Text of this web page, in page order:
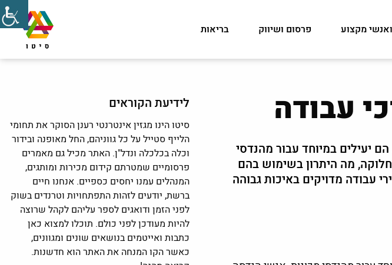
מקצוע פרסום ושיווק בריאות
עבודה
יעילים במיוחד עבור מהנדסי
מה היתרון בשימוש בהם
עבודה מדויקים באיכות גבוהה
לידיעת הקוראים
סיטו הינו מגזין אינטרנטי רענן הסוקר את תחומי
הלייף סטייל על כל גווניהם, החל מאופנה ובידור
וכלה בכלכלה ונדל"ן. האתר מכיל גם מאמרים
פרסומיים שמטרתם קידום מכירות ומותגים,
המנהלים עמנו יחסים כספיים. אנחנו חיים
ברשת, יודעים לזהות התפתחויות וטרנדים בשוק
לפני הזמן ודואגים לספר עליהם לקהל שרוצה
להיות מעודכן לפני כולם. תוכלו למצוא כאן
כתבות ואייטמים בנושאים שונים ומגוונים,
כאשר הקו המנחה את האתר הוא חדשנות.